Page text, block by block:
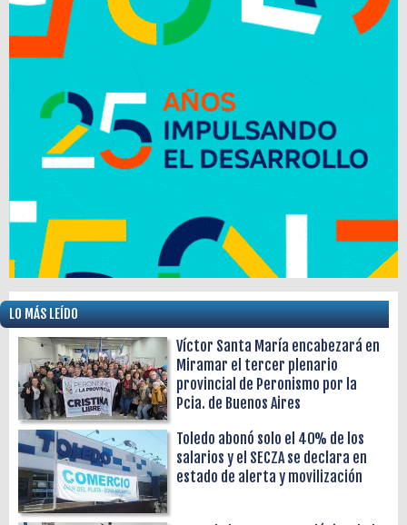
LO MÁS LEÍDO
Víctor Santa María encabezará en
Miramar el tercer plenario
provincial de Peronismo por la
Pcia. de Buenos Aires
Toledo abonó solo el 40% de los
salarios y el SECZA se declara en
estado de alerta y movilización